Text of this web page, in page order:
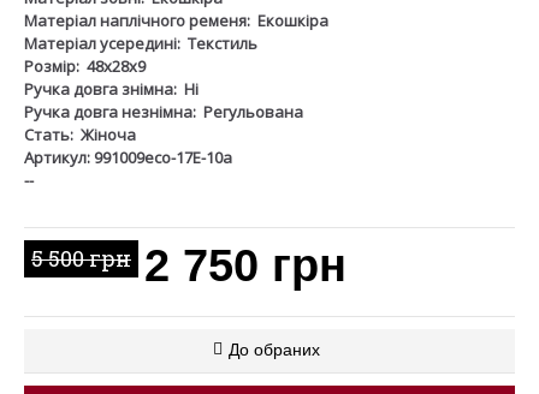
Матеріал наплічного ременя: Екошкіра
Матеріал усередині: Текстиль
Розмір: 48х28х9
Ручка довга знімна: Ні
Ручка довга незнімна: Регульована
Стать: Жіноча
Артикул: 991009eco-17Е-10а
--
5 500 грн 2 750 грн
До обраних